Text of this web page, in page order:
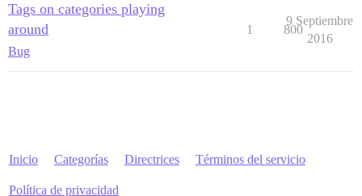
Tags on categories playing
around
Bug
1 800
9 Septiembre
2016
Inicio Categorías Directrices Términos del servicio
Política de privacidad